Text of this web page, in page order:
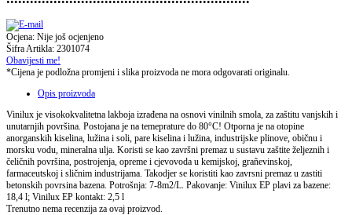
Ocjena: Nije još ocjenjeno
Šifra Artikla: 2301074
Obavijesti me!
*Cijena je podložna promjeni i slika proizvoda ne mora odgovarati originalu.
Opis proizvoda
Vinilux je visokokvalitetna lakboja izrađena na osnovi vinilnih smola, za zaštitu vanjskih i
unutarnjih površina. Postojana je na temeprature do 80°C! Otporna je na otopine
anorganskih kiselina, lužina i soli, pare kiselina i lužina, industrijske plinove, običnu i
morsku vodu, mineralna ulja. Koristi se kao završni premaz u sustavu zaštite željeznih i
čeličnih površina, postrojenja, opreme i cjevovoda u kemijskoj, grañevinskoj,
farmaceutskoj i sličnim industrijama. Takodjer se koristiti kao zavrsni premaz u zastiti
betonskih povrsina bazena. Potrošnja: 7-8m2/L. Pakovanje: Vinilux EP plavi za bazene:
18,4 l; Vinilux EP kontakt: 2,5 l
Trenutno nema recenzija za ovaj proizvod.